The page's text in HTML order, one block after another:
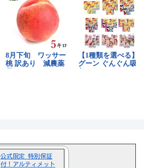
公式限定 特別保証
付！アルティメット